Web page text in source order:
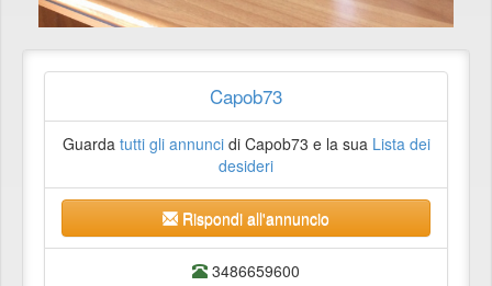
Capob73
Guarda tutti gli annuncidi Capob73 e la sua Lista dei
desideri
Rispondi all'annuncio
3486659600